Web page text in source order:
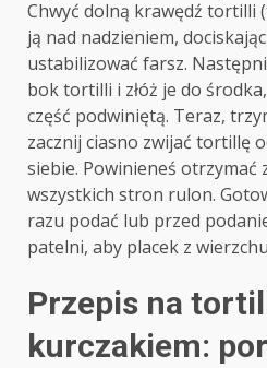
Chwyć dolną krawędź tortilli
ją nad nadzieniem,
ustabilizować farsz.
bok tortilli i złóż je do
część podwiniętą. Teraz,
zacznij ciasno zwijać tortillę
siebie. Powinieneś otrzymać
wszystkich stron rulon.
razu podać lub przed
patelni, aby placek z
Przepis na
kurczakiem: